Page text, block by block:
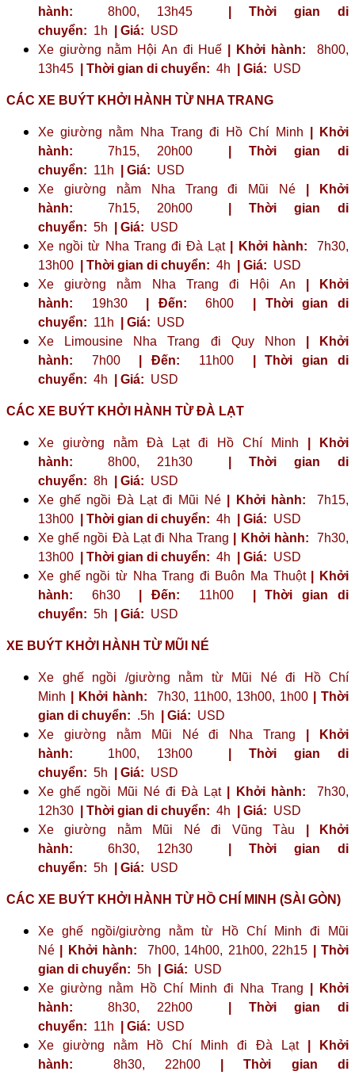
hành: 8h00, 13h45
| Thời gian di
chuyển: 1h | Giá: USD
Xe giường nằm Hội An đi Huế
| Khởi hành: 8h00,
13h45
| Thời gian di chuyển: 4h | Giá: USD
CÁC XE BUÝT KHỞI HÀNH TỪ NHA TRANG
Xe giường nằm Nha Trang đi Hồ Chí Minh
| Khởi
hành: 7h15, 20h00
| Thời gian di
chuyển: 11h | Giá: USD
Xe giường nằm Nha Trang đi Mũi Né
| Khởi
hành: 7h15, 20h00
| Thời gian di
chuyển: 5h | Giá: USD
Xe ngồi từ Nha Trang đi Đà Lạt
| Khởi hành: 7h30,
13h00
| Thời gian di chuyển: 4h | Giá: USD
Xe giường nằm Nha Trang đi Hội An
| Khởi
hành: 19h30 | Đến: 6h00
| Thời gian di
chuyển: 11h | Giá: USD
Xe Limousine Nha Trang đi Quy Nhon
| Khởi
hành: 7h00 | Đến: 11h00
| Thời gian di
chuyển: 4h | Giá: USD
CÁC XE BUÝT KHỞI HÀNH TỪ ĐÀ LẠT
Xe giường nằm Đà Lạt đi Hồ Chí Minh
| Khởi
hành: 8h00, 21h30
| Thời gian di
chuyển: 8h | Giá: USD
Xe ghế ngồi Đà Lạt đi Mũi Né
| Khởi hành: 7h15,
13h00
| Thời gian di chuyển: 4h | Giá: USD
Xe ghế ngồi Đà Lạt đi Nha Trang
| Khởi hành: 7h30,
13h00
| Thời gian di chuyển: 4h | Giá: USD
Xe ghế ngồi từ Nha Trang đi Buôn Ma Thuột
| Khởi
hành: 6h30 | Đến: 11h00
| Thời gian di
chuyển: 5h | Giá: USD
XE BUÝT KHỞI HÀNH TỪ MŨI NÉ
Xe ghế ngồi /giường nằm từ Mũi Né đi Hồ Chí
Minh
| Khởi hành: 7h30, 11h00, 13h00, 1h00
| Thời
gian di chuyển: .5h | Giá: USD
Xe giường nằm Mũi Né đi Nha Trang
| Khởi
hành: 1h00, 13h00
| Thời gian di
chuyển: 5h | Giá: USD
Xe ghế ngồi Mũi Né đi Đà Lạt
| Khởi hành: 7h30,
12h30
| Thời gian di chuyển: 4h | Giá: USD
Xe giường nằm Mũi Né đi Vũng Tàu
| Khởi
hành: 6h30, 12h30
| Thời gian di
chuyển: 5h | Giá: USD
CÁC XE BUÝT KHỞI HÀNH TỪ HỒ CHÍ MINH (SÀI GÒN)
Xe ghế ngồi/giường nằm từ Hồ Chí Minh đi Mũi
Né
| Khởi hành: 7h00, 14h00, 21h00, 22h15
| Thời
gian di chuyển: 5h | Giá: USD
Xe giường nằm Hồ Chí Minh đi Nha Trang
| Khởi
hành: 8h30, 22h00
| Thời gian di
chuyển: 11h | Giá: USD
Xe giường nằm Hồ Chí Minh đi Đà Lạt
| Khởi
hành: 8h30, 22h00 | Thời gian di